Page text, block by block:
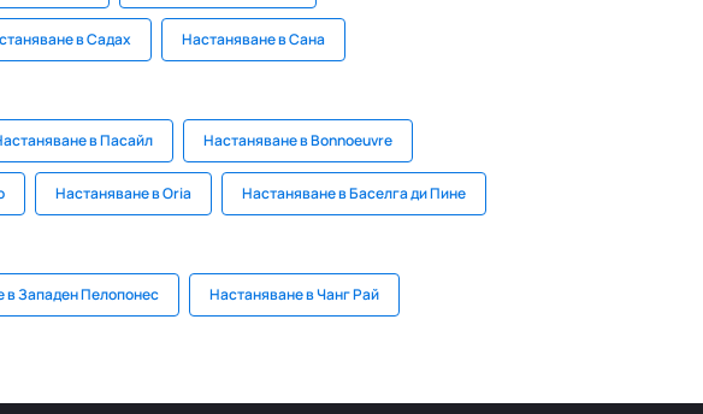
в Садах Настаняване в Сана
в Пасайл Настаняване в Bonnoeuvre
Настаняване в Oria Настаняване в Баселга ди Пине
в Западен Пелопонес Настаняване в Чанг Рай